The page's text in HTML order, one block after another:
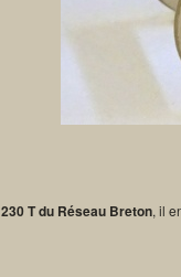
230 T du Réseau Breton, il